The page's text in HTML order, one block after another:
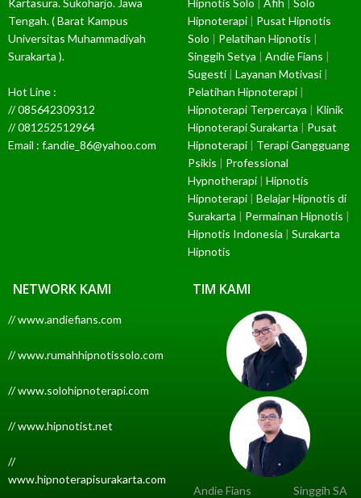
Kartasura. Sukoharjo. Jawa
Tengah. ( Barat Kampus
Universitas Muhammadiyah
Surakarta ).
Hot Line :
// 085642309312
// 081252512964
Email : f.andie_86@yahoo.com
Hipnotis Solo |Afih |Solo
Hipnoterapi | Pusat Hipnotis
Solo | Pelatihan Hipnotis |
Singgih Setya |Andie Fians |
Sugesti |Layanan Motivasi |
Pelatihan Hipnoterapi |
Hipnoterapi Terpercaya | Klinik
Hipnoterapi Surakarta | Pusat
Hipnoterapi | Terapi Gangguang
Psikis | Professional
Hypnotherapi |Hipnotis
Hipnoterapi |Belajar Hipnotis di
Surakarta | Permainan Hipnotis |
Hipnotis Indonesia |Surakarta
Hipnotis
NETWORK KAMI
// www.andiefians.com
// www.rumahhipnotissolo.com
// www.solohipnoterapi.com
// www.hipnotist.net
//
www.hipnoterapisurakarta.com
TIM KAMI
Andie Fians Singgih SA